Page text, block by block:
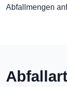
Abfallmengen